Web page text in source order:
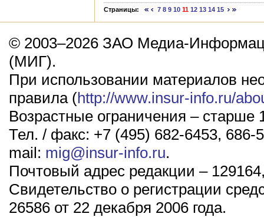
Страницы: 7 8 9 10 11 12 13 14 15
© 2003–2026 ЗАО Медиа-
(МИГ).
При использовании материалов
правила (http://www.insur-info.ru/
Возрастные ограничения – старше
Тел. / факс: +7 (495) 682-6453, 686-
mail: mig@insur-info.ru.
Почтовый адрес редакции –
Свидетельство о регистрации
26586 от 22 декабря 2006 года.